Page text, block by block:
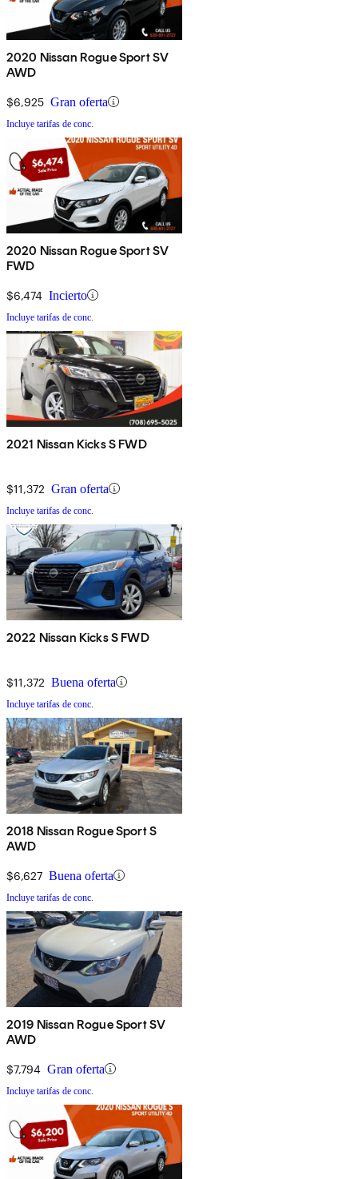
2020 Nissan Rogue Sport SV
AWD
$6,925 Gran oferta
Incluye tarifas de conc.
2020 Nissan Rogue Sport SV
FWD
$6,474 Incierto
Incluye tarifas de conc.
2021 Nissan Kicks S FWD
$11,372 Gran oferta
Incluye tarifas de conc.
2022 Nissan Kicks S FWD
$11,372 Buena oferta
Incluye tarifas de conc.
2018 Nissan Rogue Sport S
AWD
$6,627 Buena oferta
Incluye tarifas de conc.
2019 Nissan Rogue Sport SV
AWD
$7,794 Gran oferta
Incluye tarifas de conc.